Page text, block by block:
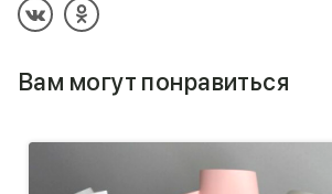
Вам могут понравиться